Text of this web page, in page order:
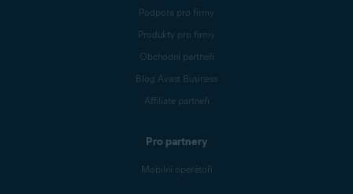
Podpora pro firmy
Produkty pro firmy
Obchodní partneři
Blog Avast Business
Affiliate partneři
Pro partnery
Mobilní operátoři